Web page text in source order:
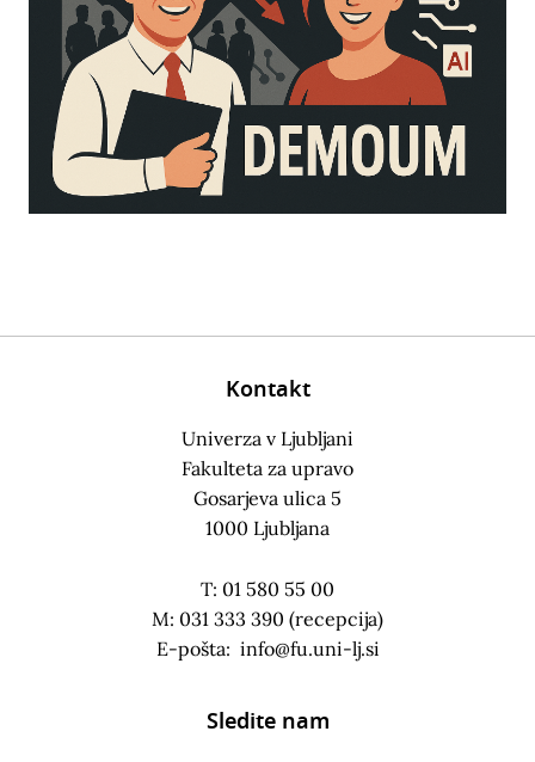
Kontakt
Univerza v Ljubljani
Fakulteta za upravo
Gosarjeva ulica 5
1000 Ljubljana
T: 01 580 55 00
M: 031 333 390 (recepcija)
E-pošta: info@fu.uni-lj.si
Sledite nam